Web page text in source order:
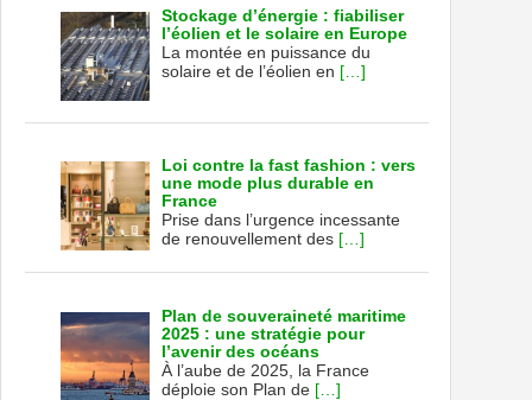
Stockage d’énergie : fiabiliser
l’éolien et le solaire en Europe
La montée en puissance du
solaire et de l’éolien en […]
Loi contre la fast fashion : vers
une mode plus durable en
France
Prise dans l’urgence incessante
de renouvellement des […]
Plan de souveraineté maritime
2025 : une stratégie pour
l’avenir des océans
À l’aube de 2025, la France
déploie son Plan de […]